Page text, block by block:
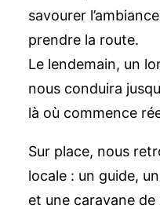
savourer
prendre la route.
Le lendemain, un
nous conduira
là où commence
Sur place, nous
locale : un guide,
et une caravane